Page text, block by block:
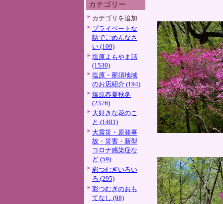
カテゴリー
カテゴリを追加
プライベートな
話でごめんなさ
い (109)
塩原よもやま話
(1530)
塩原・那須地域
のお店紹介 (194)
塩原春夏秋冬
(2376)
大好きな花のこ
と (1481)
大震災・原発事
故・災害・新型
コロナ感染症な
ど (59)
彩つむぎいろい
ろ (295)
彩つむぎのおも
てなし (98)